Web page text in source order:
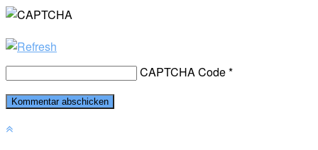
CAPTCHA Code*